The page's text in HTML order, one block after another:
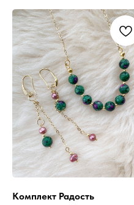
Комплект Радость